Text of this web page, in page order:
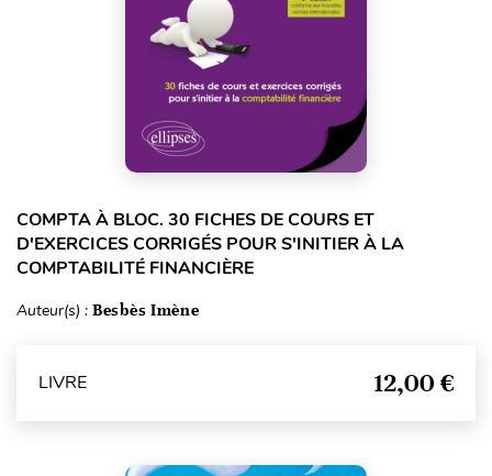
COMPTA À BLOC. 30 FICHES DE COURS ET
D'EXERCICES CORRIGÉS POUR S'INITIER À LA
COMPTABILITÉ FINANCIÈRE
Auteur(s) : Besbès Imène
LIVRE 12,00 €